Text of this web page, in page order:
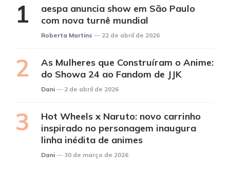
aespa anuncia show em São Paulo
com nova turnê mundial
Posted
Roberta Martins 22 de abril de 2026
As Mulheres que Construíram o Anime:
do Showa 24 ao Fandom de JJK
Posted
Dani 2 de abril de 2026
Hot Wheels x Naruto: novo carrinho
inspirado no personagem inaugura
linha inédita de animes
Posted
Dani 30 de março de 2026